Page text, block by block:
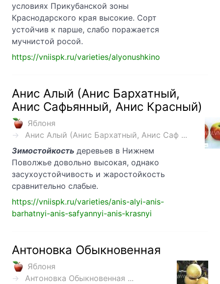
условиях Прикубанской зоны
Краснодарского края высокие. Сорт
устойчив к парше, слабо поражается
мучнистой росой.
https://vniispk.ru/varieties/alyonushkino
Анис Алый (Анис Бархатный,
Анис Сафьянный, Анис Красный)
Яблоня
Анис Алый (Анис Бархатный, Анис Саф ...
Зимостойкость деревьев в Нижнем
Поволжье довольно высокая, однако
засухоустойчивость и жаростойкость
сравнительно слабые.
https://vniispk.ru/varieties/anis-alyi-anis-
barhatnyi-anis-safyannyi-anis-krasnyi
Антоновка Обыкновенная
Яблоня
Антоновка Обыкновенная ...